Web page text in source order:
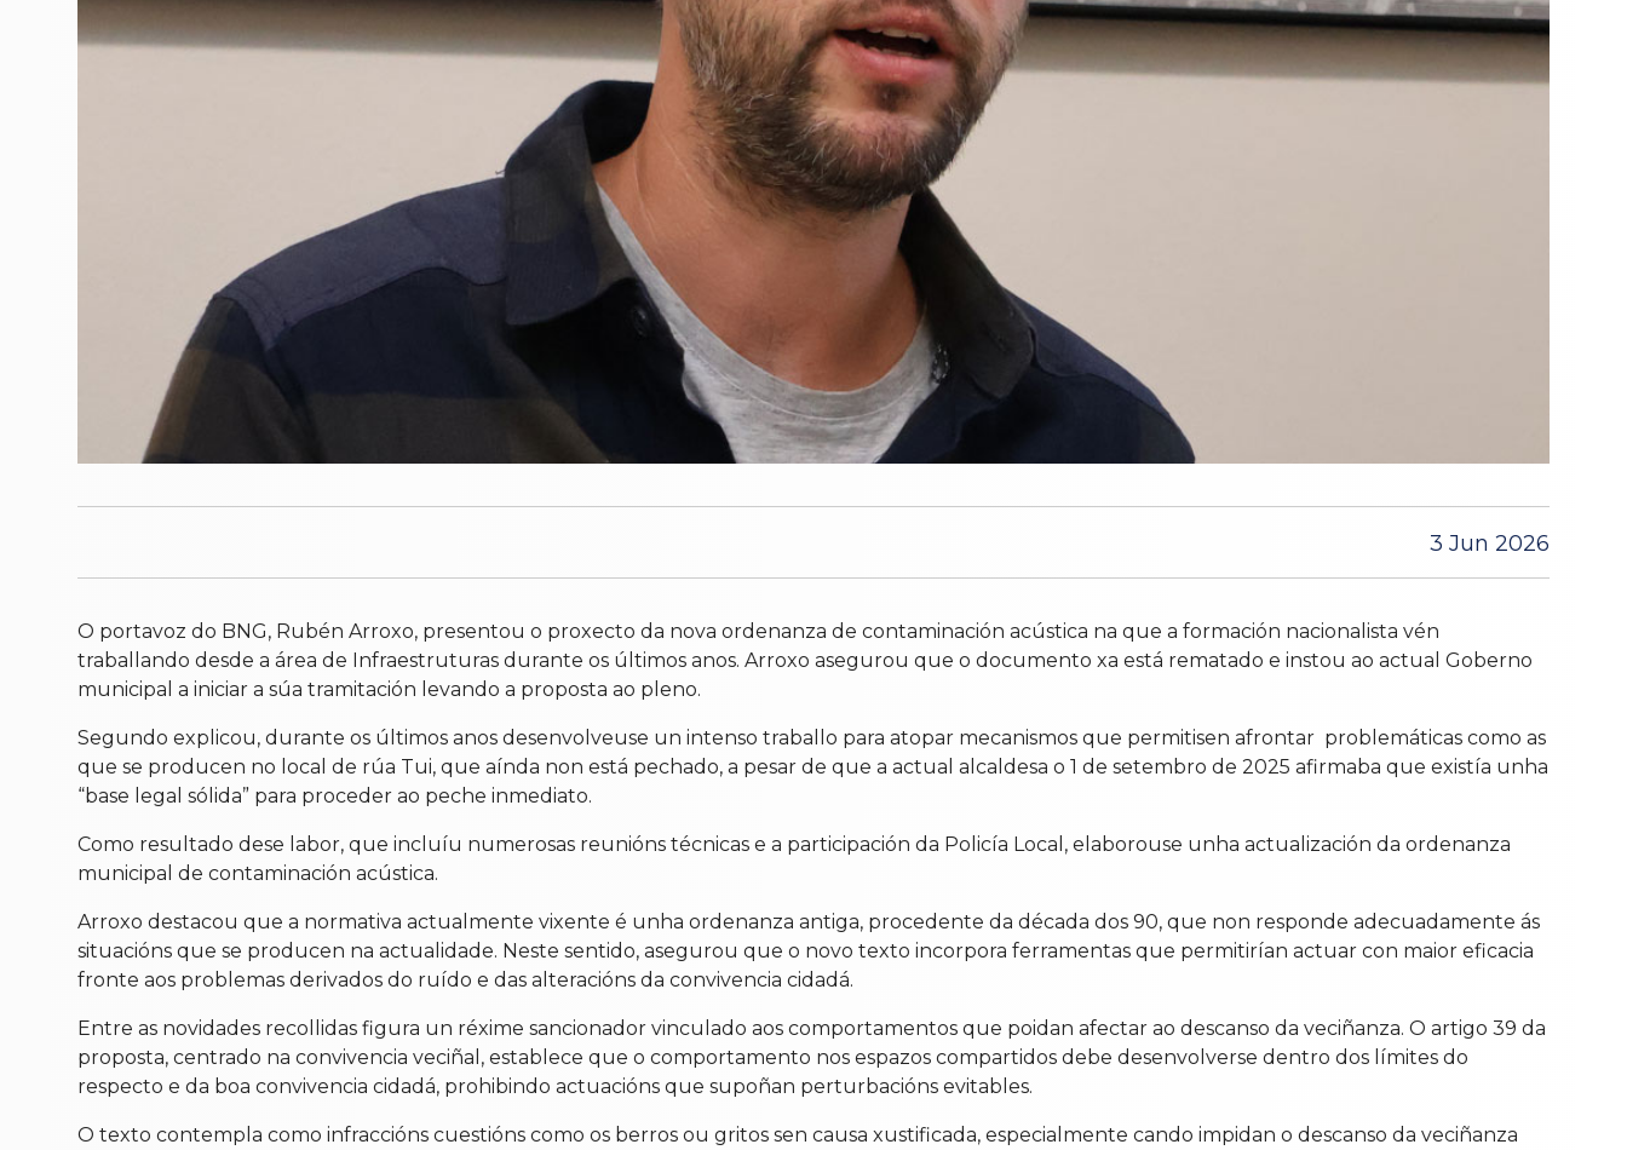
3 Jun 2026
O portavoz do BNG, Rubén Arroxo, presentou o proxecto da nova ordenanza de contaminación acústica na que a formación nacionalista vén
traballando desde a área de Infraestruturas durante os últimos anos. Arroxo asegurou que o documento xa está rematado e instou ao actual Goberno
municipal a iniciar a súa tramitación levando a proposta ao pleno.
Segundo explicou, durante os últimos anos desenvolveuse un intenso traballo para atopar mecanismos que permitisen afrontar problemáticas como as
que se producen no local de rúa Tui, que aínda non está pechado, a pesar de que a actual alcaldesa o 1 de setembro de 2025 afirmaba que existía unha
“base legal sólida” para proceder ao peche inmediato.
Como resultado dese labor, que incluíu numerosas reunións técnicas e a participación da Policía Local, elaborouse unha actualización da ordenanza
municipal de contaminación acústica.
Arroxo destacou que a normativa actualmente vixente é unha ordenanza antiga, procedente da década dos 90, que non responde adecuadamente ás
situacións que se producen na actualidade. Neste sentido, asegurou que o novo texto incorpora ferramentas que permitirían actuar con maior eficacia
fronte aos problemas derivados do ruído e das alteracións da convivencia cidadá.
Entre as novidades recollidas figura un réxime sancionador vinculado aos comportamentos que poidan afectar ao descanso da veciñanza. O artigo 39 da
proposta, centrado na convivencia veciñal, establece que o comportamento nos espazos compartidos debe desenvolverse dentro dos límites do
respecto e da boa convivencia cidadá, prohibindo actuacións que supoñan perturbacións evitables.
O texto contempla como infraccións cuestións como os berros ou gritos sen causa xustificada, especialmente cando impidan o descanso da veciñanza